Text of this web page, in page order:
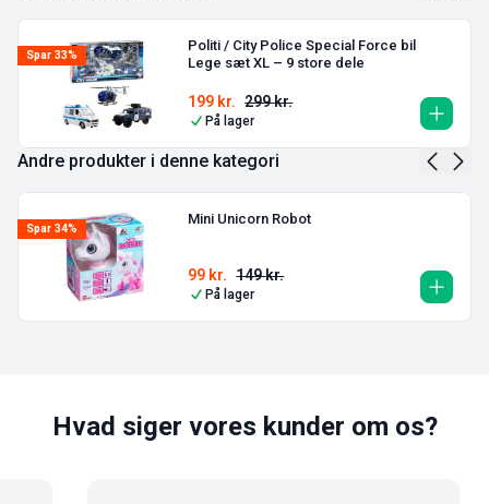
Spar 33%
Politi / City Police Special Force bil
Lege sæt XL – 9 store dele
299kr.
199 kr.
På lager
Andre produkter i denne kategori
Spar 34%
Mini Unicorn Robot
149kr.
99 kr.
På lager
Hvad siger vores kunder om os?